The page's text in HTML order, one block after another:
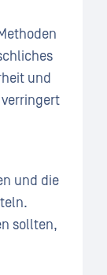
und
und die
sollten,